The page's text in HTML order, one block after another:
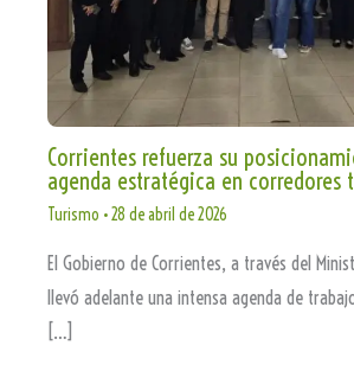
Corrientes refuerza su
agenda estratégica en corredores
Turismo •28 de abril de 2026
El Gobierno de Corrientes, a través del
llevó adelante una intensa agenda de
[…]